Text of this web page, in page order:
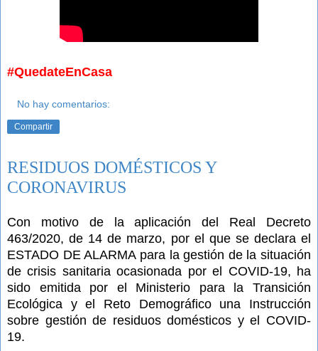
#QuedateEnCasa
No hay comentarios:
Compartir
RESIDUOS DOMÉSTICOS Y
CORONAVIRUS
Con motivo de la aplicación del Real Decreto
463/2020, de 14 de marzo, por el que se declara el
ESTADO DE ALARMA para la gestión de la situación
de crisis sanitaria ocasionada por el COVID-19, ha
sido emitida por el Ministerio para la Transición
Ecológica y el Reto Demográfico una Instrucción
sobre gestión de residuos domésticos y el COVID-
19.